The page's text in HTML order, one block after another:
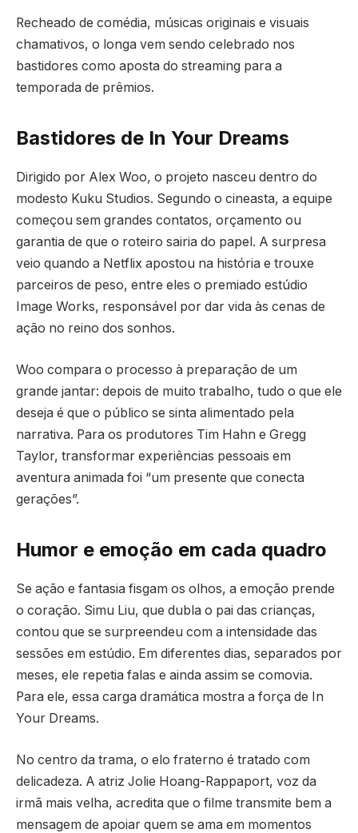
Recheado de comédia, músicas originais e visuais
chamativos, o longa vem sendo celebrado nos
bastidores como aposta do streaming para a
temporada de prêmios.
Bastidores de In Your Dreams
Dirigido por Alex Woo, o projeto nasceu dentro do
modesto Kuku Studios. Segundo o cineasta, a equipe
começou sem grandes contatos, orçamento ou
garantia de que o roteiro sairia do papel. A surpresa
veio quando a Netflix apostou na história e trouxe
parceiros de peso, entre eles o premiado estúdio
Image Works, responsável por dar vida às cenas de
ação no reino dos sonhos.
Woo compara o processo à preparação de um
grande jantar: depois de muito trabalho, tudo o que ele
deseja é que o público se sinta alimentado pela
narrativa. Para os produtores Tim Hahn e Gregg
Taylor, transformar experiências pessoais em
aventura animada foi “um presente que conecta
gerações”.
Humor e emoção em cada quadro
Se ação e fantasia fisgam os olhos, a emoção prende
o coração. Simu Liu, que dubla o pai das crianças,
contou que se surpreendeu com a intensidade das
sessões em estúdio. Em diferentes dias, separados por
meses, ele repetia falas e ainda assim se comovia.
Para ele, essa carga dramática mostra a força de In
Your Dreams.
No centro da trama, o elo fraterno é tratado com
delicadeza. A atriz Jolie Hoang-Rappaport, voz da
irmã mais velha, acredita que o filme transmite bem a
mensagem de apoiar quem se ama em momentos